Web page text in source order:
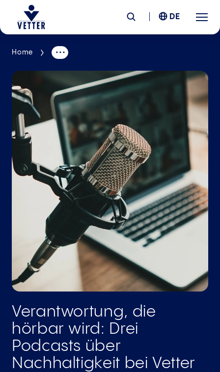
Unternehmen
Verantwortung
Services
Standorte
News &Insights
DE
Home
Verantwortung, die
hörbar wird: Drei
Podcasts über
Nachhaltigkeit bei Vetter